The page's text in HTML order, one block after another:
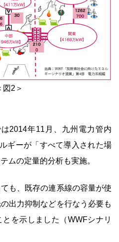
図2＞
2014年11月、九州電力管内
ギーが「すべて導入された場
ムの定量的分析も実施。
も、既存の連系線の容量が使
出力抑制などを行なう必要も
を示しました（WWFシナリ